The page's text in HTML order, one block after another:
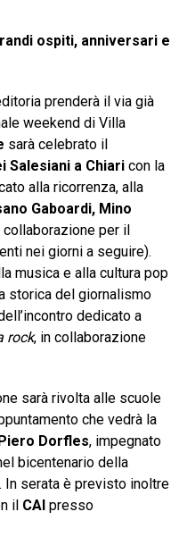
ospiti, anniversari e
prenderà il via già
weekend di Villa
sarà celebrato il
Salesiani a Chiaricon la
alla ricorrenza, alla
Gaboardi, Mino
per il
nei giorni a seguire).
musica e alla cultura pop
storica del giornalismo
dedicato a
rock, in collaborazione
sarà rivolta alle scuole
che vedrà la
Piero Dorfles, impegnato
bicentenario della
In serata è previsto inoltre
il CAI presso